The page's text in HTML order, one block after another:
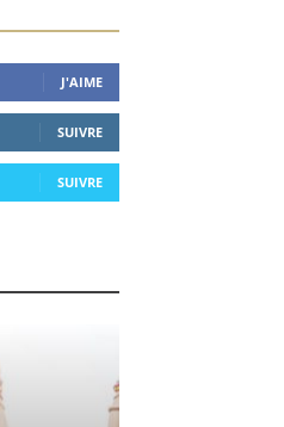
J'AIME
SUIVRE
SUIVRE